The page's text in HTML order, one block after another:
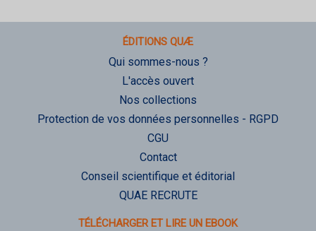
ÉDITIONS QUÆ
Qui sommes-nous ?
L'accès ouvert
Nos collections
Protection de vos données personnelles - RGPD
CGU
Contact
Conseil scientifique et éditorial
QUAE RECRUTE
TÉLÉCHARGER ET LIRE UN EBOOK